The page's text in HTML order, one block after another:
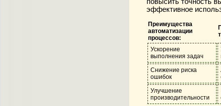
эффективное
Преимущества
автоматизации
процессов:
Ускорение
выполнения задач
Снижение риска
ошибок
Улучшение
производительности